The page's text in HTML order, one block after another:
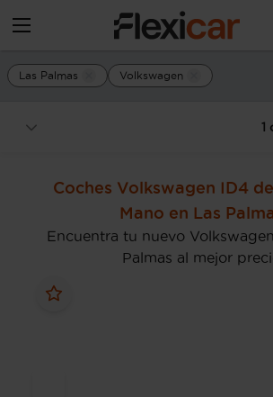
Las Palmas Volkswagen
1
Coches Volkswagen ID4
Mano en Las
Encuentra tu nuevo
Palmas al mejor